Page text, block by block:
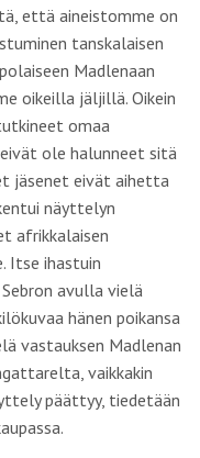
että aineistomme on
tanskalaisen
Madlenaan
oikeilla jäljillä. Oikein
omaa
ole halunneet sitä
jäsenet eivät aihetta
näyttelyn
afrikkalaisen
Itse ihastuin
avulla vielä
hänen poikansa
vastauksen Madlenan
vaikkakin
päättyy, tiedetään